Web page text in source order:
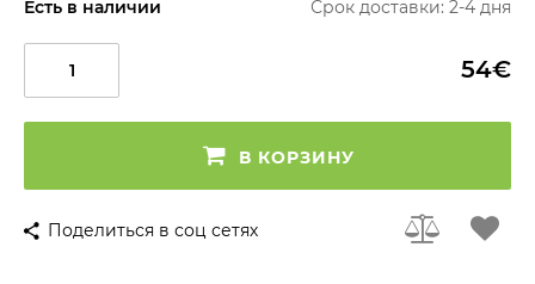
Есть в наличии Срок доставки: 2-4 дня
54€
В КОРЗИНУ
Поделиться в соц сетях